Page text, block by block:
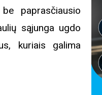
į renginius
mėnesį
paprasčiausio
sąjunga ugdo
kuriais galima